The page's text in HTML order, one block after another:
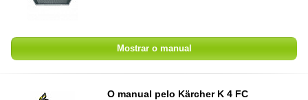
Mostrar o manual
O manual pelo Kärcher K 4 FC